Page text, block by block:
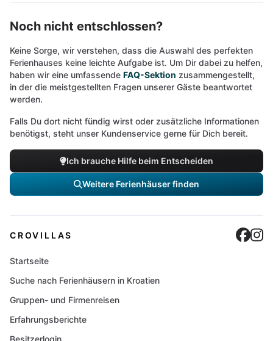
Noch nicht entschlossen?
Keine Sorge, wir verstehen, dass die Auswahl des perfekten
Ferienhauses keine leichte Aufgabe ist. Um Dir dabei zu helfen,
haben wir eine umfassende FAQ-Sektion zusammengestellt,
in der die meistgestellten Fragen unserer Gäste beantwortet
werden.
Falls Du dort nicht fündig wirst oder zusätzliche Informationen
benötigst, steht unser Kundenservice gerne für Dich bereit.
Ich brauche Hilfe beim Entscheiden
Weitere Ferienhäuser finden
CROVILLAS
Startseite
Suche nach Ferienhäusern in Kroatien
Gruppen- und Firmenreisen
Erfahrungsberichte
Besitzerlogin